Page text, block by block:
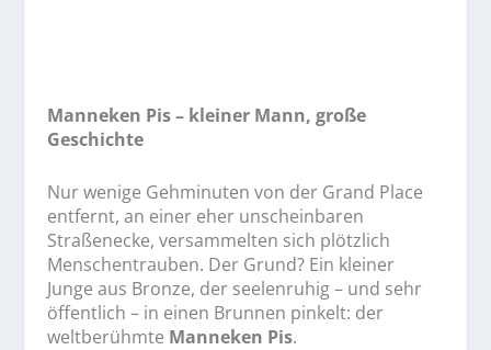
Manneken Pis – kleiner Mann, große
Geschichte
Nur wenige Gehminuten von der Grand Place
entfernt, an einer eher unscheinbaren
Straßenecke, versammelten sich plötzlich
Menschentrauben. Der Grund? Ein kleiner
Junge aus Bronze, der seelenruhig – und sehr
öffentlich – in einen Brunnen pinkelt: der
weltberühmte Manneken Pis.